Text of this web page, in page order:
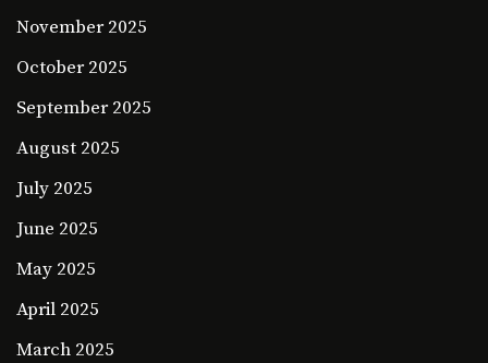
November 2025
October 2025
September 2025
August 2025
July 2025
June 2025
May 2025
April 2025
March 2025